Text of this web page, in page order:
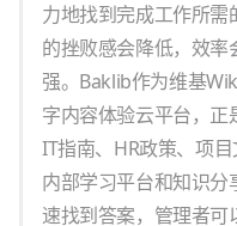
力地找到完成工作所
的挫败感会降低，效
强。Baklib作为维基
字内容体验云平台，
IT指南、HR政策、项
内部学习平台和知识
速找到答案，管理者可